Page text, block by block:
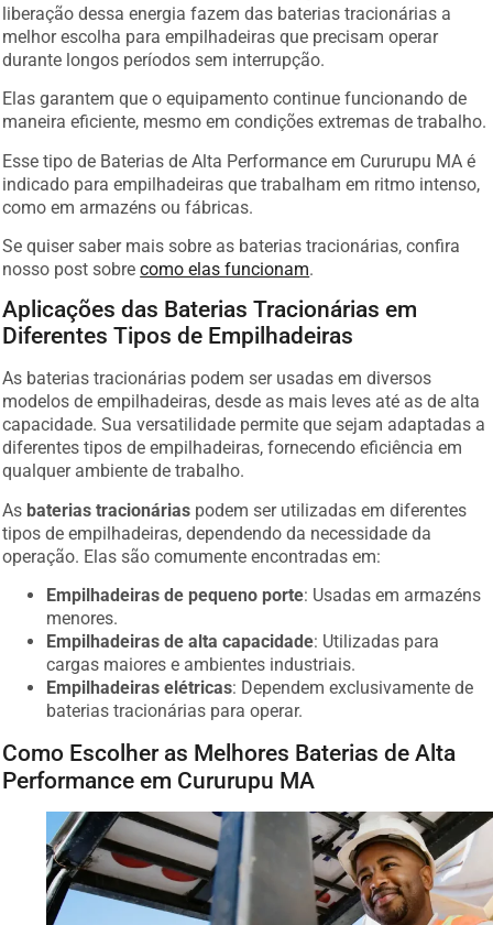
liberação dessa energia fazem das baterias tracionárias a
melhor escolha para empilhadeiras que precisam operar
durante longos períodos sem interrupção.
Elas garantem que o equipamento continue funcionando de
maneira eficiente, mesmo em condições extremas de trabalho.
Esse tipo de Baterias de Alta Performance em Cururupu MA é
indicado para empilhadeiras que trabalham em ritmo intenso,
como em armazéns ou fábricas.
Se quiser saber mais sobre as baterias tracionárias, confira
nosso post sobrecomo elas funcionam.
Aplicações das Baterias Tracionárias em
Diferentes Tipos de Empilhadeiras
As baterias tracionárias podem ser usadas em diversos
modelos de empilhadeiras, desde as mais leves até as de alta
capacidade. Sua versatilidade permite que sejam adaptadas a
diferentes tipos de empilhadeiras, fornecendo eficiência em
qualquer ambiente de trabalho.
As baterias tracionárias podem ser utilizadas em diferentes
tipos de empilhadeiras, dependendo da necessidade da
operação. Elas são comumente encontradas em:
Empilhadeiras de pequeno porte: Usadas em armazéns
menores.
Empilhadeiras de alta capacidade: Utilizadas para
cargas maiores e ambientes industriais.
Empilhadeiras elétricas: Dependem exclusivamente de
baterias tracionárias para operar.
Como Escolher as Melhores Baterias de Alta
Performance em Cururupu MA